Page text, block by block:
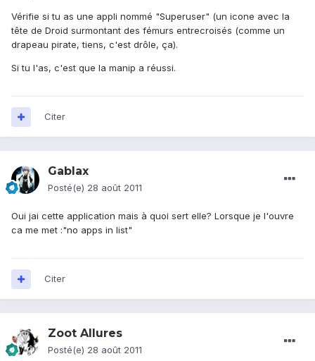
Vérifie si tu as une appli nommé "Superuser" (un icone avec la
tête de Droid surmontant des fémurs entrecroisés (comme un
drapeau pirate, tiens, c'est drôle, ça).
Si tu l'as, c'est que la manip a réussi.
Citer
Gablax
Posté(e) 28 août 2011
Oui jai cette application mais à quoi sert elle? Lorsque je l'ouvre
ca me met :"no apps in list"
Citer
Zoot Allures
Posté(e) 28 août 2011